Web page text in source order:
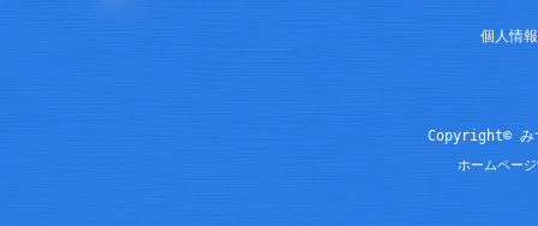
個人情
Copyright© み
ホームペー